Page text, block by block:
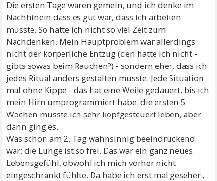
Die ersten Tage waren gemein, und ich denke im
Nachhinein dass es gut war, dass ich arbeiten
musste. So hatte ich nicht so viel Zeit zum
Nachdenken. Mein Hauptproblem war allerdings
nicht der körperliche Entzug (den hatte ich nicht -
gibts sowas beim Rauchen?) - sondern eher, dass ich
jedes Ritual anders gestalten musste. Jede Situation
mal ohne Kippe - das hat eine Weile gedauert, bis ich
mein Hirn umprogrammiert habe. die ersten 5
Wochen musste ich sehr kopfgesteuert leben, aber
dann ging es.
Was schon am 2. Tag wahnsinnig beeindruckend
war: die Lunge ist so frei. Das war ein ganz neues
Lebensgefühl, obwohl ich mich vorher nicht
eingeschränkt fühlte. Da habe ich erst mal gesehen,